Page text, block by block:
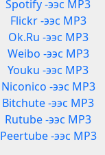
Spotify -ээс MP3
Flickr -ээс MP3
Ok.Ru -ээс MP3
Weibo -ээс MP3
Youku -ээс MP3
Niconico -ээс MP3
Bitchute -ээс MP3
Rutube -ээс MP3
Peertube -ээс MP3